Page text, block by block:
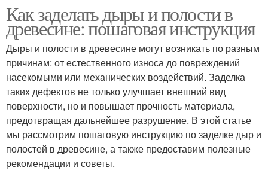
Как заделать дыры и полости в
древесине: пошаговая инструкция
Дыры и полости в древесине могут возникать по разным
причинам: от естественного износа до повреждений
насекомыми или механических воздействий. Заделка
таких дефектов не только улучшает внешний вид
поверхности, но и повышает прочность материала,
предотвращая дальнейшее разрушение. В этой статье
мы рассмотрим пошаговую инструкцию по заделке дыр и
полостей в древесине, а также предоставим полезные
рекомендации и советы.